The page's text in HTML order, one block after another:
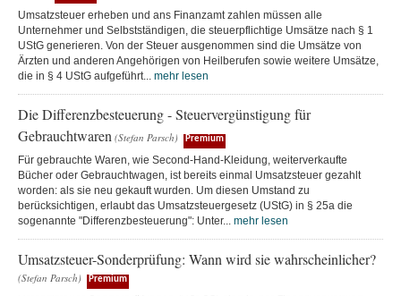
Umsatzsteuer erheben und ans Finanzamt zahlen müssen alle
Unternehmer und Selbstständigen, die steuerpflichtige Umsätze nach § 1
UStG generieren. Von der Steuer ausgenommen sind die Umsätze von
Ärzten und anderen Angehörigen von Heilberufen sowie weitere Umsätze,
die in § 4 UStG aufgeführt... mehr lesen
Die Differenzbesteuerung - Steuervergünstigung für
Gebrauchtwaren (Stefan Parsch) Premium
Für gebrauchte Waren, wie Second-Hand-Kleidung, weiterverkaufte
Bücher oder Gebrauchtwagen, ist bereits einmal Umsatzsteuer gezahlt
worden: als sie neu gekauft wurden. Um diesen Umstand zu
berücksichtigen, erlaubt das Umsatzsteuergesetz (UStG) in § 25a die
sogenannte "Differenzbesteuerung": Unter... mehr lesen
Umsatzsteuer-Sonderprüfung: Wann wird sie wahrscheinlicher?
(Stefan Parsch) Premium